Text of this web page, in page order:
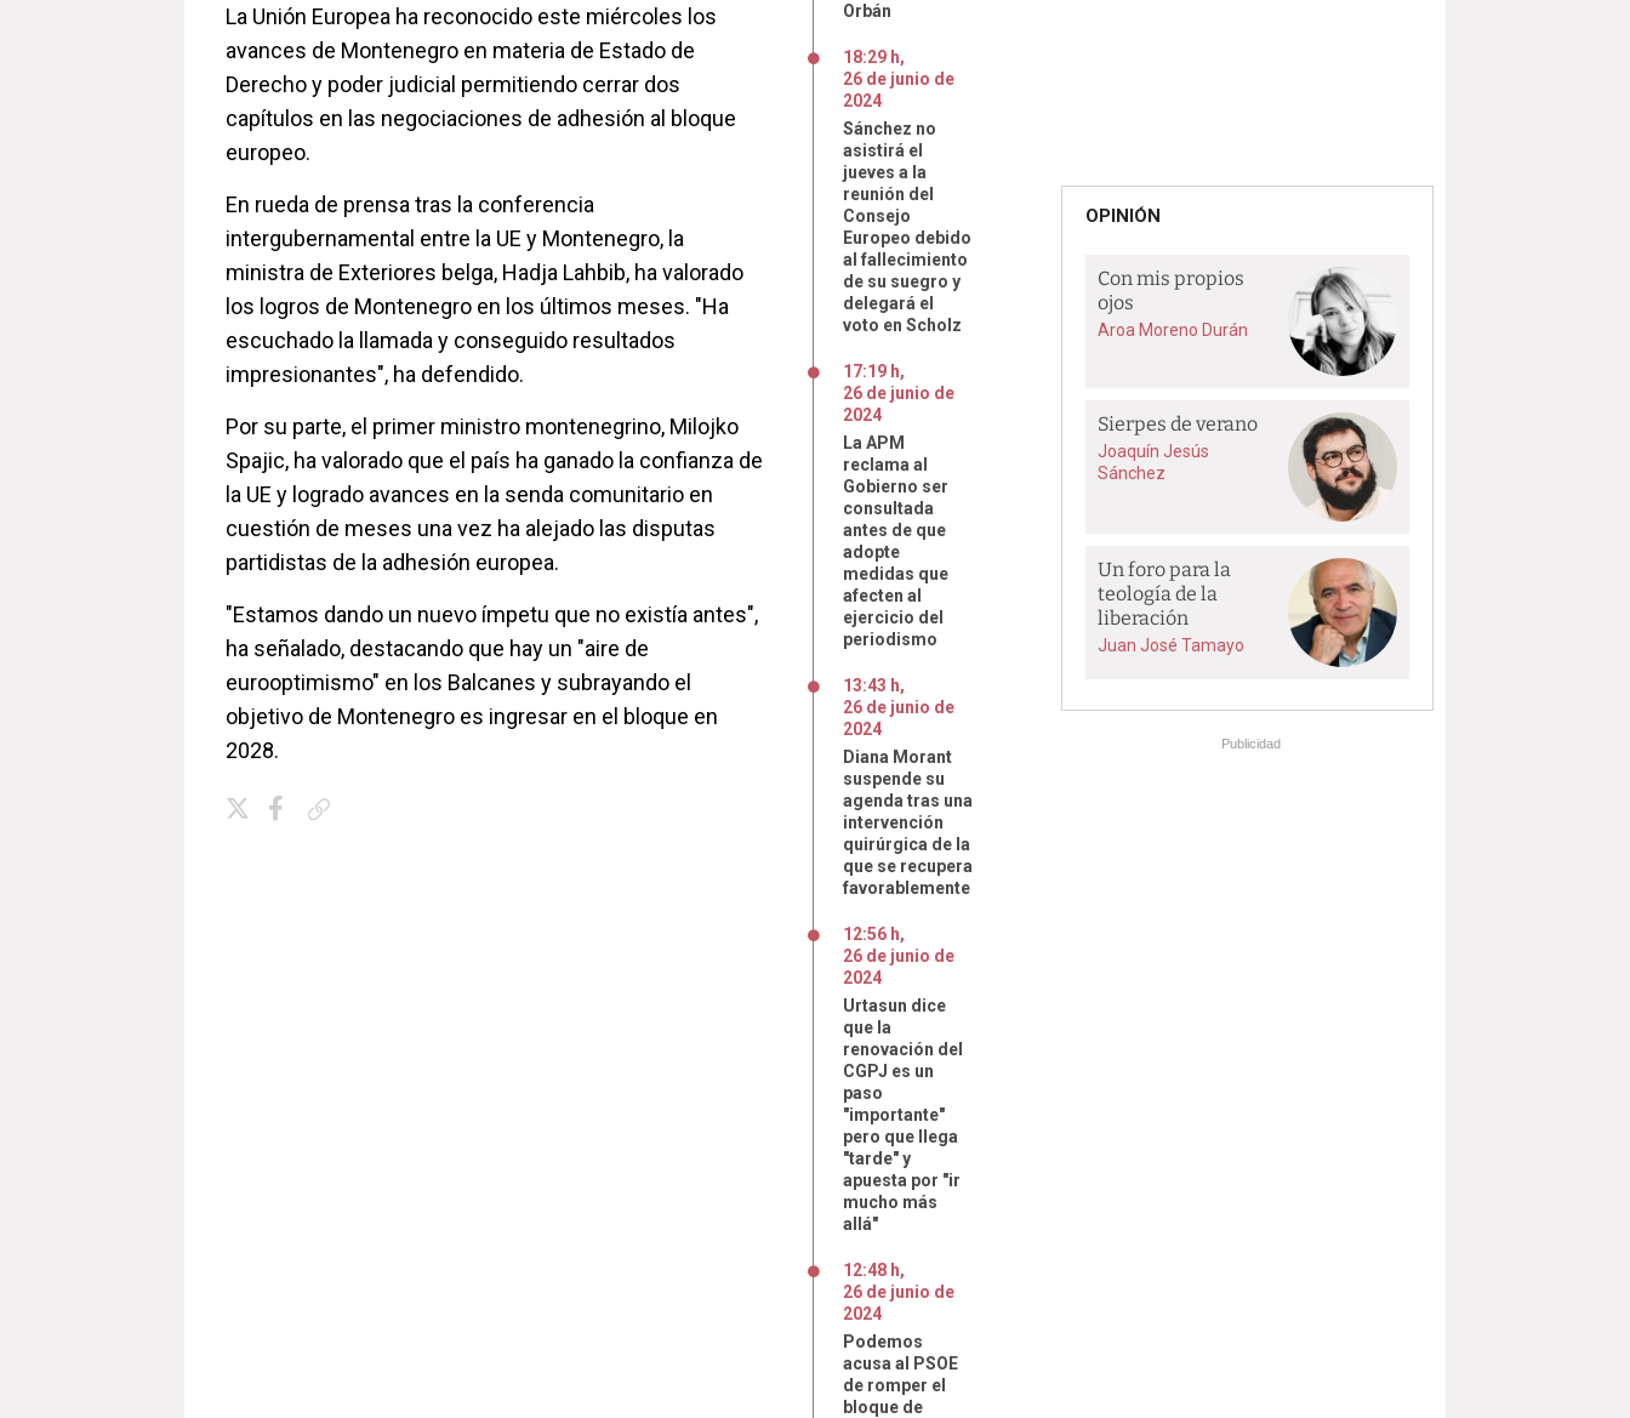
La Unión Europea ha reconocido este miércoles los
avances de Montenegro en materia de Estado de
Derecho y poder judicial permitiendo cerrar dos
capítulos en las negociaciones de adhesión al bloque
europeo.
En rueda de prensa tras la conferencia
intergubernamental entre la UE y Montenegro, la
ministra de Exteriores belga, Hadja Lahbib, ha valorado
los logros de Montenegro en los últimos meses. "Ha
escuchado la llamada y conseguido resultados
impresionantes", ha defendido.
Por su parte, el primer ministro montenegrino, Milojko
Spajic, ha valorado que el país ha ganado la confianza de
la UE y logrado avances en la senda comunitario en
cuestión de meses una vez ha alejado las disputas
partidistas de la adhesión europea.
"Estamos dando un nuevo ímpetu que no existía antes",
ha señalado, destacando que hay un "aire de
eurooptimismo" en los Balcanes y subrayando el
objetivo de Montenegro es ingresar en el bloque en
2028.
Orbán
18:29 h,
26 de junio de
2024
Sánchez no
asistirá el
jueves a la
reunión del
Consejo
Europeo debido
al fallecimiento
de su suegro y
delegará el
voto en Scholz
17:19 h,
26 de junio de
2024
La APM
reclama al
Gobierno ser
consultada
antes de que
adopte
medidas que
afecten al
ejercicio del
periodismo
13:43 h,
26 de junio de
2024
Diana Morant
suspende su
agenda tras una
intervención
quirúrgica de la
que se recupera
favorablemente
12:56 h,
26 de junio de
2024
Urtasun dice
que la
renovación del
CGPJ es un
paso
"importante"
pero que llega
"tarde" y
apuesta por "ir
mucho más
allá"
12:48 h,
26 de junio de
2024
Podemos
acusa al PSOE
de romper el
bloque de
OPINIÓN
Con mis propios
ojos
Aroa Moreno Durán
Sierpes de verano
Joaquín Jesús
Sánchez
Un foro para la
teología de la
liberación
Juan José Tamayo
Publicidad